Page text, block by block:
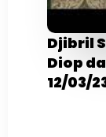
Djibril
Diop
12/03/